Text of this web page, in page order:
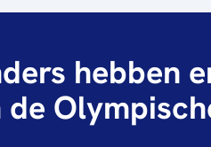
hebben